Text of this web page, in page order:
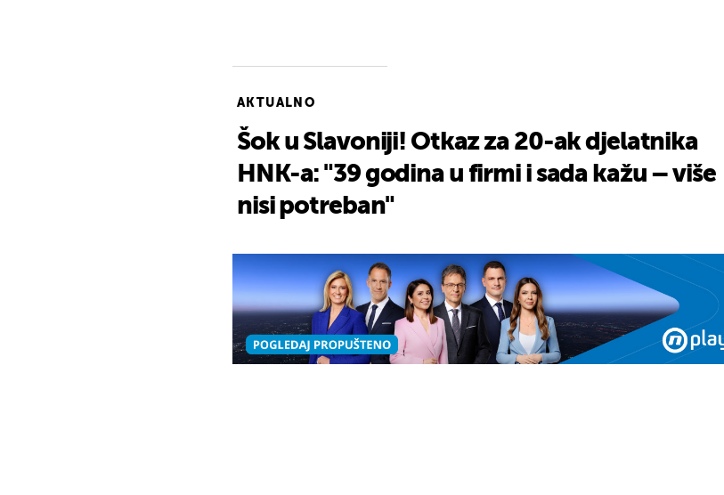
AKTUALNO
Šok u Slavoniji! Otkaz za 20-ak djelatnika
HNK-a: "39 godina u firmi i sada kažu – više
nisi potreban"